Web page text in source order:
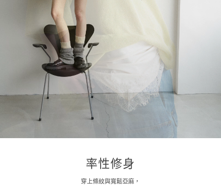
率性修身
穿上條紋與寬鬆亞麻，